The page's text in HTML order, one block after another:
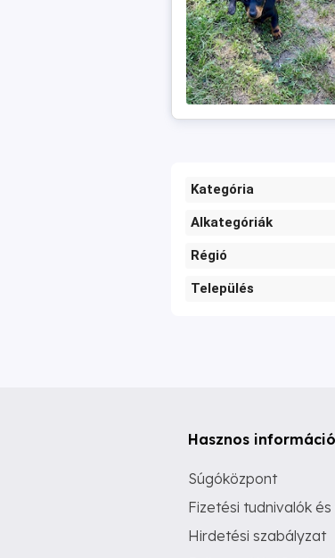
Kategória
Alkategóriák
Régió
Település
Hasznos
Súgóközpont
Fizetési tudnivalók
Hirdetési szabályzat